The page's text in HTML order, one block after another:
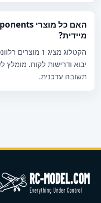
מיידית?
הקטלוג מציג 1
יבוא ודרישות לקוח. מומלץ
תשובה עדכנית.